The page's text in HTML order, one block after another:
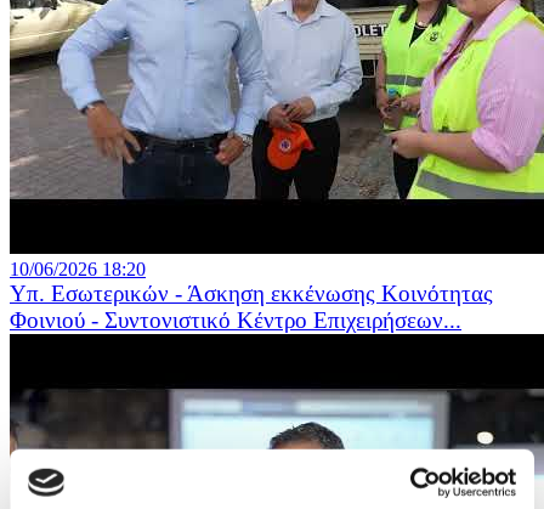
10/06/2026 18:20
Υπ. Εσωτερικών - Άσκηση εκκένωσης Κοινότητας
Φοινιού - Συντονιστικό Κέντρο Επιχειρήσεων...